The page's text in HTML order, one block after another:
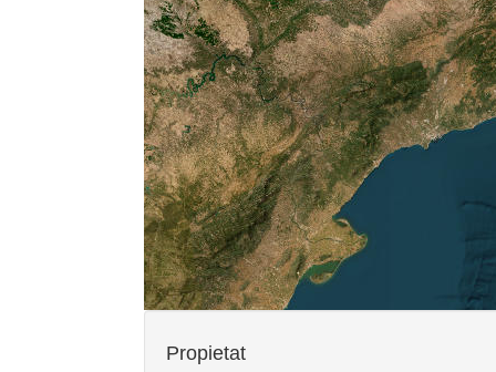
Propietat